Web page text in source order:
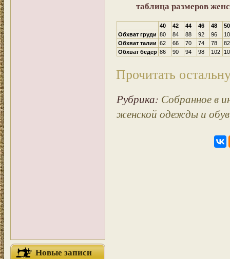
Новые записи
таблица размеров
40 42 44 46 48
50
Обхват груди 80 84 88 92 96
Обхват талии 62 66 70 74 78
82
Обхват бедер 86 90 94 98 102
Прочитать
Рубрика: Собранное в
женской одежды и